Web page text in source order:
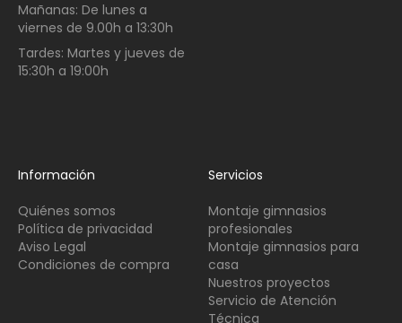
Mañanas: De lunes a
viernes de 9.00h a 13:30h
Tardes: Martes y jueves de
15:30h a 19:00h
Información
Quiénes somos
Política de privacidad
Aviso Legal
Condiciones de compra
Servicios
Montaje gimnasios
profesionales
Montaje gimnasios para
casa
Nuestros proyectos
Servicio de Atención
Técnica